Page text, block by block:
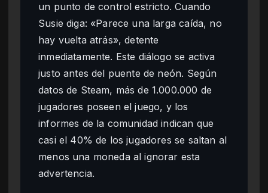
un punto de control estricto. Cuando
Susie diga: «Parece una larga caída, no
hay vuelta atrás», detente
inmediatamente. Este diálogo se activa
justo antes del puente de neón. Según
datos de Steam, más de 1.000.000 de
jugadores poseen el juego, y los
informes de la comunidad indican que
casi el 40% de los jugadores se saltan al
menos una moneda al ignorar esta
advertencia.